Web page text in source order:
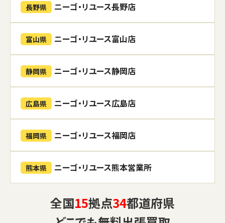
長野県 ニーゴ・リユース長野店
富山県 ニーゴ・リユース富山店
静岡県 ニーゴ・リユース静岡店
広島県 ニーゴ・リユース広島店
福岡県 ニーゴ・リユース福岡店
熊本県 ニーゴ・リユース熊本営業所
全国15拠点34都道府県